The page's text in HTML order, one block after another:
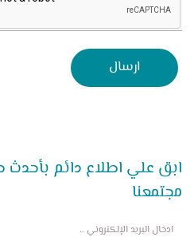
ابق علي اطلاع دائم بأحدث
مجتمعنا